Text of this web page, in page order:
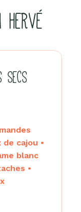
HERVÉ
SECS
cajou •
blanc
•